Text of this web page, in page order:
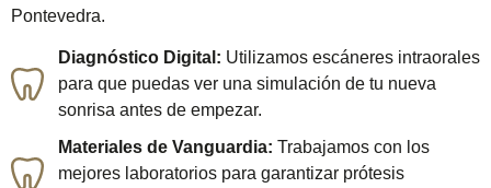
Pontevedra.
Diagnóstico Digital: Utilizamos escáneres intraorales
para que puedas ver una simulación de tu nueva
sonrisa antes de empezar.
Materiales de Vanguardia: Trabajamos con los
mejores laboratorios para garantizar prótesis